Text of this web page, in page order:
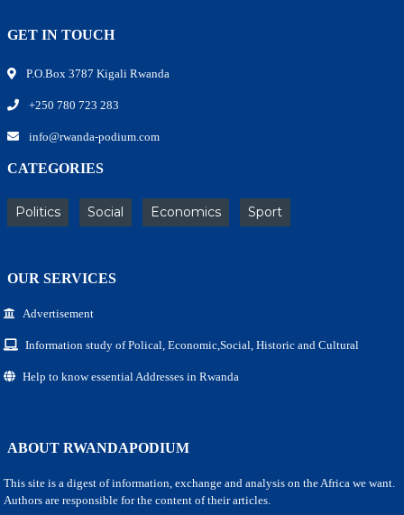
GET IN TOUCH
P.O.Box 3787 Kigali Rwanda
+250 780 723 283
info@rwanda-podium.com
CATEGORIES
Politics Social Economics Sport
OUR SERVICES
Advertisement
Information study of Polical, Economic,Social, Historic and Cultural
Help to know essential Addresses in Rwanda
ABOUT RWANDAPODIUM
This site is a digest of information, exchange and analysis on the Africa we want.
Authors are responsible for the content of their articles.